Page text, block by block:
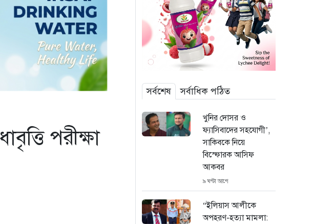
পরীক্ষা
সর্বশেষ সর্বাধিক পঠিত
খুনির দোসর ও
ফ্যাসিবাদের সহযোগী’,
সাকিবকে নিয়ে
বিস্ফোরক আসিফ
আকবর
৯ ঘণ্টা আগে
“ইলিয়াস আলীকে
অপহরণ-হত্যা মামলা: